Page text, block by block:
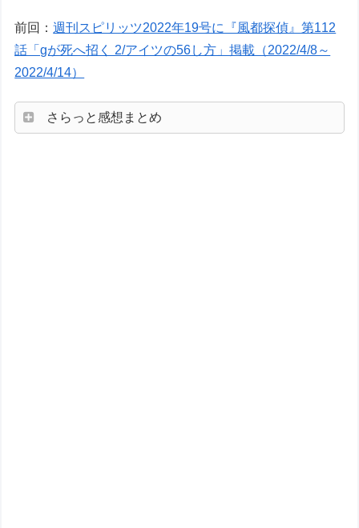
前回：週刊スピリッツ2022年19号に『風都探偵』第112
話「gが死へ招く 2/アイツの56し方」掲載（2022/4/8～
2022/4/14）
さらっと感想まとめ